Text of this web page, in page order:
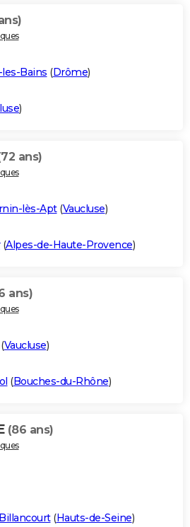
Bains (Drôme)
)
ans)
lès-Apt(Vaucluse)
(Alpes-de-Haute-Provence)
ans)
(Vaucluse)
(Bouches-du-Rhône)
(86 ans)
(Hauts-de-Seine)